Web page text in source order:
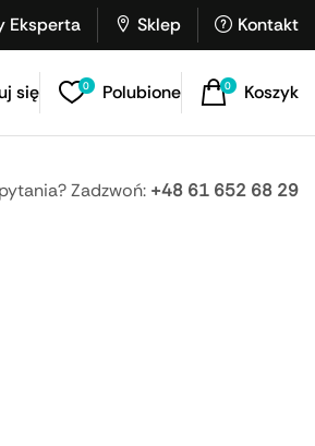
Eksperta Sklep Kontakt
się 0 Polubione 0 Koszyk
Zadzwoń: +48 61 652 68 29